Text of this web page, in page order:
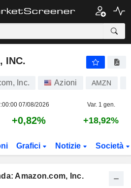
INC.
Inc. Azioni AMZN
07/08/2026 Var. 1 gen.
+0,82% +18,92%
Grafici Notizie Società
Amazon.com, Inc.